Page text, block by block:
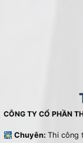
CÔNG TY CỔ PHẦN
Chuyên: Thi công